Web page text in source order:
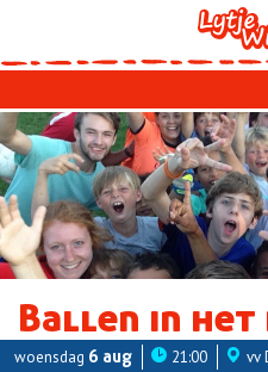
main
Ballen in het
woensdag 6 aug 21:00
vv